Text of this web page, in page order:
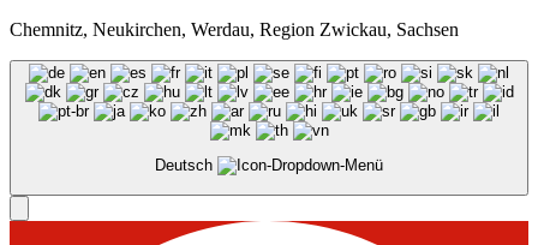
Chemnitz, Neukirchen, Werdau, Region Zwickau, Sachsen
Deutsch